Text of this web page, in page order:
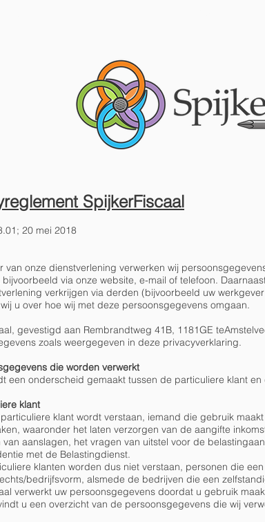
SpijkerFiscaal
20 mei 2018
van onze dienstverlening verwerken wij
via onze website, e-mail of telefoon.
verkrijgen via derden (bijvoorbeeld uw
u over hoe wij met deze persoonsgegevens omgaan.
gevestigd aan Rembrandtweg 41B, 1181GE
zoals weergegeven in deze privacyverklaring.
die worden verwerkt
een onderscheid gemaakt tussen de particuliere klant en
klant
klant wordt verstaan, iemand die gebruik
waaronder het laten verzorgen van de aangifte
van aanslagen, het vragen van uitstel voor de
met de Belastingdienst.
klanten worden dus niet verstaan, personen die
bedrijfsvorm, alsmede de bedrijven die een
verwerkt uw persoonsgegevens doordat u gebruik
u een overzicht van de persoonsgegevens die wij